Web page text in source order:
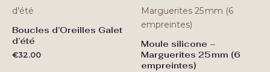
Boucles d’Oreilles Galet
d’été
€32.00
Moule silicone –
Marguerites 25 mm (6
empreintes)